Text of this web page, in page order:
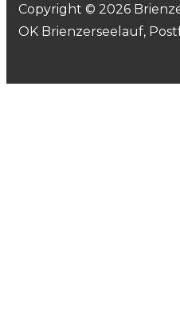
Copyright © 2026
OK Brienzerseelauf,